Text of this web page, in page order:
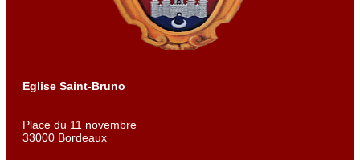
Eglise Saint-Bruno
Place du 11 novembre
33000 Bordeaux